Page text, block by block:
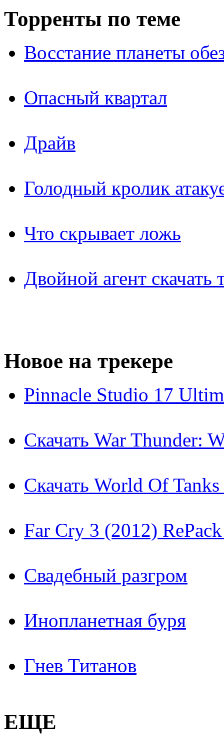
Торренты по теме
Восстание планеты
Опасный квартал
Драйв
Голодный кролик
Что скрывает ложь
Двойной агент скачать
Новое на трекере
Pinnacle Studio 17
Скачать War Thunder:
Скачать World Of
Far Cry 3 (2012)
Свадебный разгром
Инопланетная буря
Гнев Титанов
ЕЩЕ